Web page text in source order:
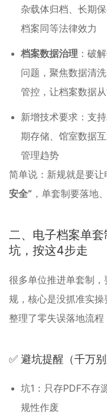
杂载体归档、长期
档案同等法律效力
档案数据治理 ：破
问题，聚焦数据清
管控，让档案数据
新增技术要求：支
期存储、馆室数据
管理趋势
简单说：新规就是要让
安全” ，单套制要落地
二、电子档案单
坑，按这4步走
很多单位推进单套制
规，核心是没抓准实
整理了零失误落地流程
✅ 避坑提醒（千万别
坑1：只存PDF不存
规性作废